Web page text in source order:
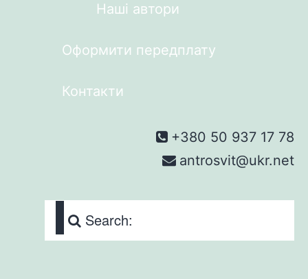
Наші автори
Оформити передплату
Контакти
+380 50 937 17 78
antrosvit@ukr.net
Search: